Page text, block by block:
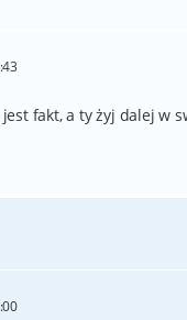
fakt, a ty żyj dalej w